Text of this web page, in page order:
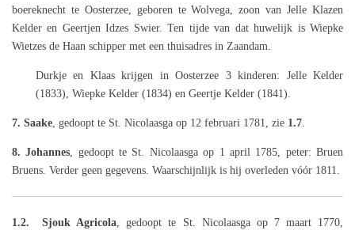
boereknecht te Oosterzee, geboren te Wolvega, zoon van Jelle Klazen
Kelder en Geertjen Idzes Swier. Ten tijde van dat huwelijk is Wiepke
Wietzes de Haan schipper met een thuisadres in Zaandam.
Durkje en Klaas krijgen in Oosterzee 3 kinderen: Jelle Kelder
(1833), Wiepke Kelder (1834) en Geertje Kelder (1841).
7. Saake, gedoopt te St. Nicolaasga op 12 februari 1781, zie 1.7.
8. Johannes, gedoopt te St. Nicolaasga op 1 april 1785, peter: Bruen
Bruens. Verder geen gegevens. Waarschijnlijk is hij overleden vóór 1811.
1.2. Sjouk Agricola, gedoopt te St. Nicolaasga op 7 maart 1770,